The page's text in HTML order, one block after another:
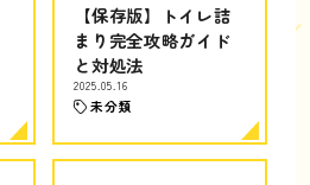
【保存版】トイレ詰
まり完全攻略ガイド
と対処法
2025.05.16
未分類